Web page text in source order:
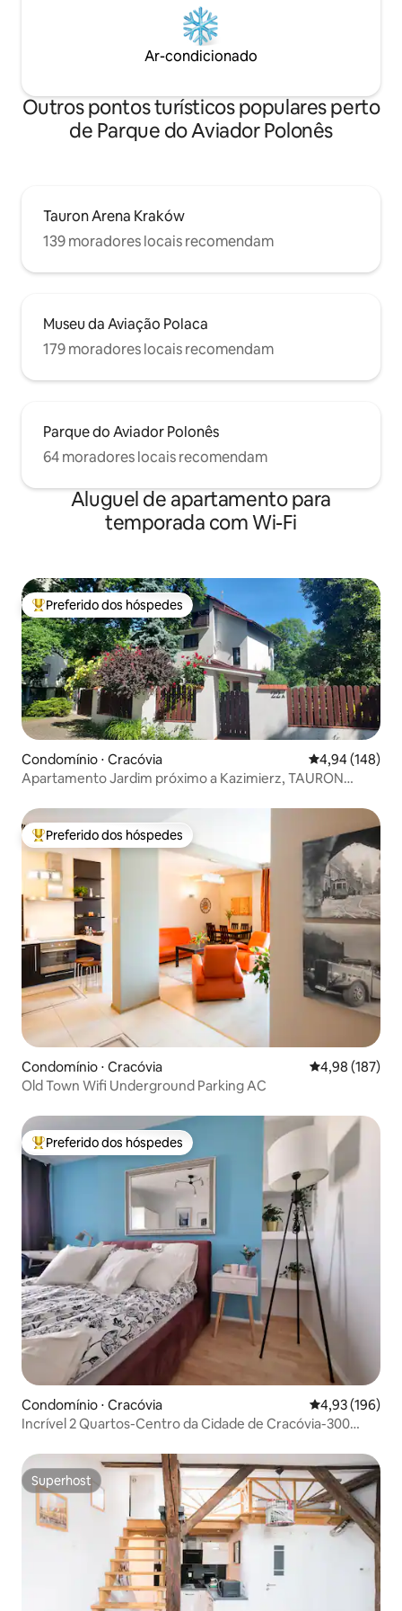
Ar-condicionado
Outros pontos turísticos populares perto
de Parque do Aviador Polonês
Tauron Arena Kraków
139 moradores locais recomendam
Museu da Aviação Polaca
179 moradores locais recomendam
Parque do Aviador Polonês
64 moradores locais recomendam
Aluguel de apartamento para
temporada com Wi-Fi
Entre os melhores preferidos dos hóspedes
Preferido dos hóspedes
Condomínio ⋅ Cracóvia 4,94 de uma
4,94 (148)
Apartamento Jardim próximo a Kazimierz, TAURON
Entre os melhores preferidos dos hóspedes
Preferido dos hóspedes
Condomínio ⋅ Cracóvia 4,98 de uma
4,98 (187)
Old Town Wifi Underground Parking AC
Entre os melhores preferidos dos hóspedes
Preferido dos hóspedes
Condomínio ⋅ Cracóvia 4,93 de uma
4,93 (196)
Incrível 2 Quartos-Centro da Cidade de Cracóvia-300
Superhost
Superhost